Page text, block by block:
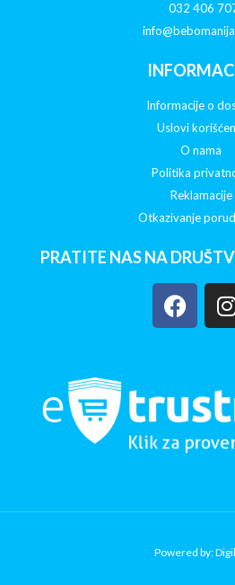
032 406
Informacije o
Uslovi
O nama
Politika
Reklamacije
Otkazivanje
PRATITE NAS NA
Powered by: